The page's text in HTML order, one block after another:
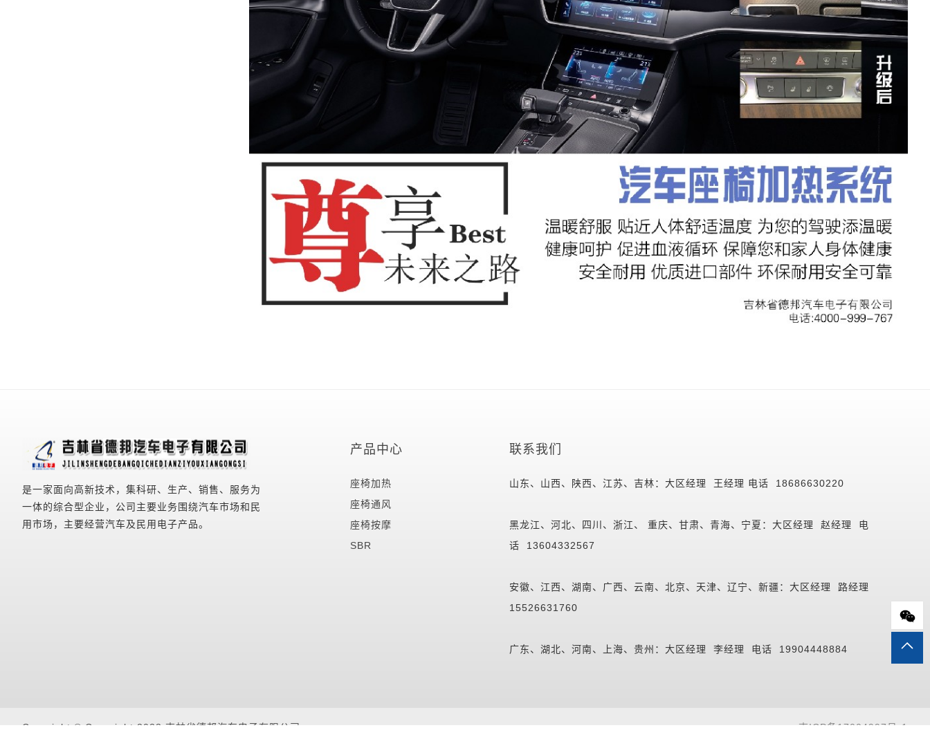
是一家面向高新技术，集科研、生产、销售、服务为
一体的综合型企业，公司主要业务围绕汽车市场和民
用市场，主要经营汽车及民用电子产品。
产品中心
座椅加热
座椅通风
座椅按摩
SBR
联系我们
山东、山西、陕西、江苏、吉林：大区经理 王经理 电话 18686630220
黑龙江、河北、四川、浙江、 重庆、甘肃、青海、宁夏：大区经理 赵经理 电
话 13604332567
安徽、江西、湖南、广西、云南、北京、天津、辽宁、新疆：大区经理 路经理
15526631760
广东、湖北、河南、上海、贵州：大区经理 李经理 电话 19904448884
Copyright © Copyright 2023 吉林省德邦汽车电子有限公司 吉ICP备17004997号-1